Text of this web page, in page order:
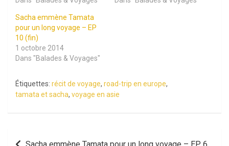
Sacha emmène Tamata
pour un long voyage – EP
10 (fin)
1 octobre 2014
Dans "Balades & Voyages"
Étiquettes: récit de voyage, road-trip en europe,
tamata et sacha, voyage en asie
Navigation